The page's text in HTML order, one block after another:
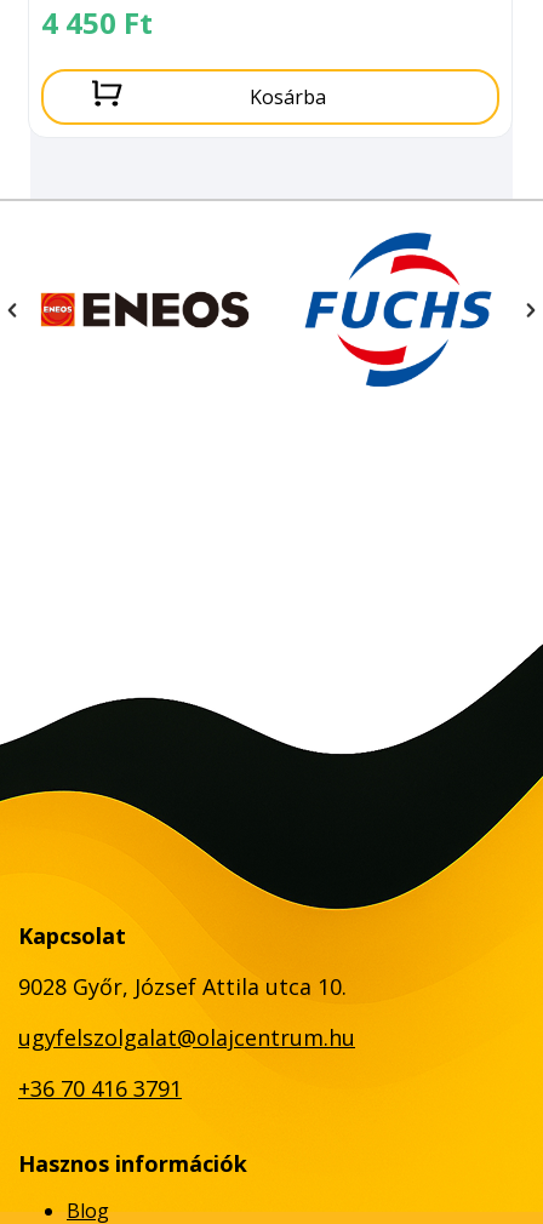
4 450 Ft
Kosárba
Kapcsolat
9028 Győr, József Attila utca 10.
ugyfelszolgalat@olajcentrum.hu
+36 70 416 3791
Hasznos információk
Blog